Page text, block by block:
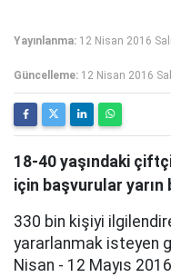
Yayınlanma: 12 Nisan 2016
Güncelleme: 12 Nisan 2016
18-40 yaşındaki
için başvurular yarın
330 bin kişiyi
yararlanmak isteyen
Nisan - 12 Mayıs